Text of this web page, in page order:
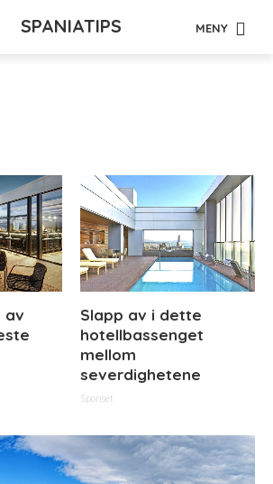
SPANIATIPS MENY
av
Slapp av i dette
hotellbassenget
mellom
severdighetene
Sponset